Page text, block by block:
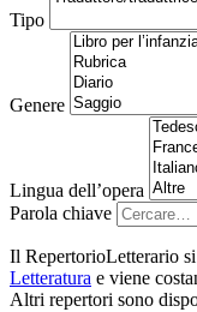
Tipo
Genere
Lingua dell’opera
Parola chiave
Il RepertorioLetterario
Letteratura e viene
Altri repertori sono